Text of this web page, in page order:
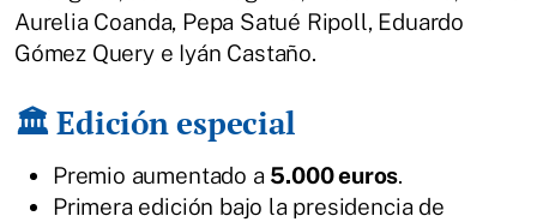
Aurelia Coanda, Pepa Satué Ripoll, Eduardo
Gómez Query e Iyán Castaño.
🏛️ Edición especial
Premio aumentado a 5.000 euros.
Primera edición bajo la presidencia de